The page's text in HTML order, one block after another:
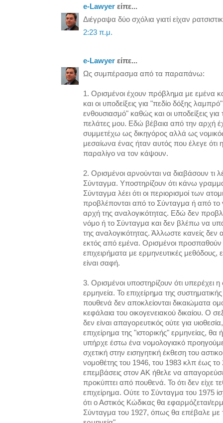
e-Lawyer είπε...
Διέγραψα δύο σχόλια γιατί είχαν
2:23 π.μ.
e-Lawyer είπε...
Ως συμπέρασμα από τα παραπάνω:
1. Ορισμένοι έχουν πρόβλημα με εμένα
και οι υποδείξεις για "πεδίο δόξης
ενθουσιασμό" καθώς και οι υποδείξεις
πελάτες μου. Εδώ βέβαια από την αρχή
συμμετέχω ως δικηγόρος αλλά ως
μεσαίωνα ένας ήταν αυτός που έλεγε ότι η
παραλίγο να τον κάψουν.
2. Ορισμένοι αρνούνται να διαβάσουν τι
Σύνταγμα. Υποστηρίζουν ότι κάνω
Σύνταγμα λέει ότι οι περιορισμοί των
προβλέπονται από το Σύνταγμα ή από το
αρχή της αναλογικότητας. Εδώ δεν
νόμο ή το Σύνταγμα και δεν βλέπω να
της αναλογικότητας. Άλλωστε κανείς
εκτός από εμένα. Ορισμένοι προσπαθούν
επιχειρήματα με ερμηνευτικές
είναι σαφή.
3. Ορισμένοι υποστηρίζουν ότι υπερέχει η
ερμηνεία. Το επιχείρημα της
πουθενά δεν αποκλείονται δικαιώματα
κεφάλαια του οικογενειακού δικαίου. Ο
δεν είναι απαγορευτικός ούτε για
επιχείρημα της "ιστορικής" ερμηνείας,
υπήρχε έστω ένα νομολογιακό
σχετική στην εισηγητική έκθεση του
νομοθέτης του 1946, του 1983 κλπ έως το
επεμβάσεις στον ΑΚ ήθελε να
προκύπτει από πουθενά. Το ότι δεν είχε
επιχείρημα. Ούτε το Σύνταγμα του 1975
ότι ο Αστικός Κώδικας θα εφαρμόζεται/
Σύνταγμα του 1927, όπως θα επέβαλε με